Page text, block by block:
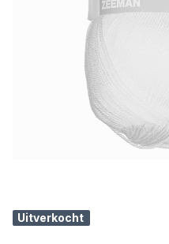
Uitverkocht